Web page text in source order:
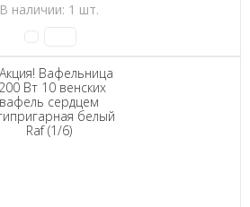
В наличии: 1 шт.